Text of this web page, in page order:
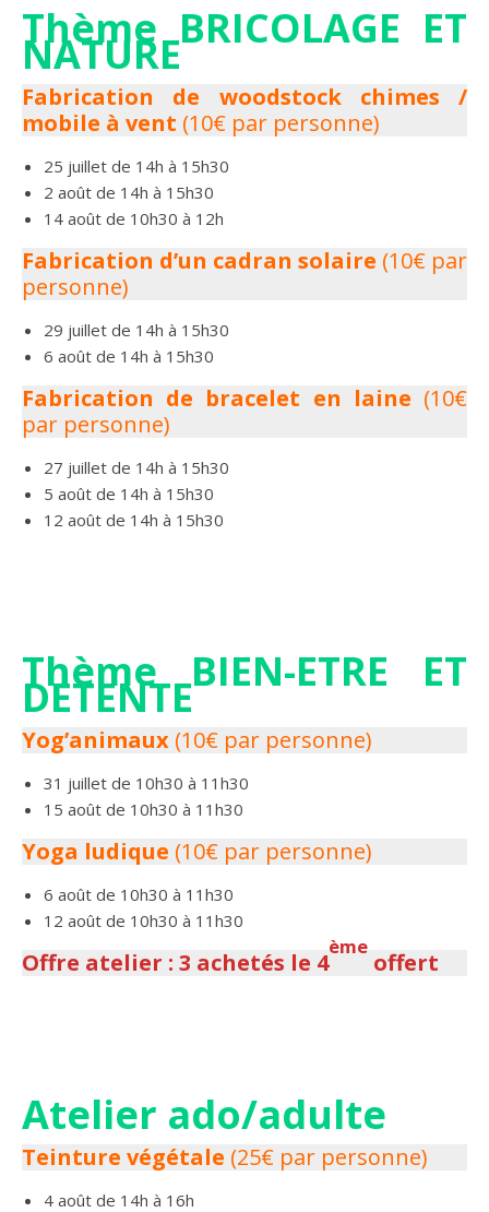
Thème BRICOLAGE ET
NATURE
Fabrication de woodstock chimes /
mobile à vent (10€ par personne)
25 juillet de 14h à 15h30
2 août de 14h à 15h30
14 août de 10h30 à 12h
Fabrication d’un cadran solaire (10€ par
personne)
29 juillet de 14h à 15h30
6 août de 14h à 15h30
Fabrication de bracelet en laine (10€
par personne)
27 juillet de 14h à 15h30
5 août de 14h à 15h30
12 août de 14h à 15h30
Thème BIEN-ETRE ET
DETENTE
Yog’animaux (10€ par personne)
31 juillet de 10h30 à 11h30
15 août de 10h30 à 11h30
Yoga ludique (10€ par personne)
6 août de 10h30 à 11h30
12 août de 10h30 à 11h30
Offre atelier : 3 achetés le 4
ème
offert
Atelier ado/adulte
Teinture végétale (25€ par personne)
4 août de 14h à 16h